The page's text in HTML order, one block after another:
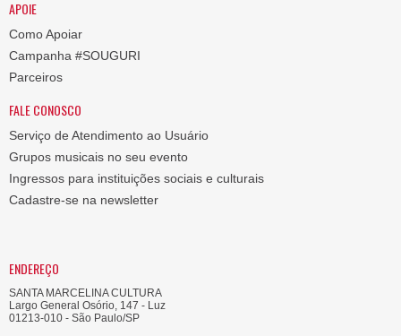
APOIE
Como Apoiar
Campanha #SOUGURI
Parceiros
FALE CONOSCO
Serviço de Atendimento ao Usuário
Grupos musicais no seu evento
Ingressos para instituições sociais e culturais
Cadastre-se na newsletter
ENDEREÇO
SANTA MARCELINA CULTURA
Largo General Osório, 147 - Luz
01213-010 - São Paulo/SP